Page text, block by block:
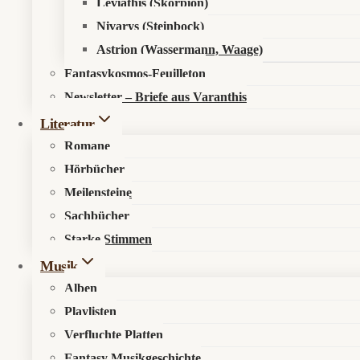
Leviathis (Skorpion)
Nivarys (Steinbock)
Astrion (Wassermann, Waage)
Fantasykosmos-Feuilleton
Newsletter – Briefe aus Varanthis
Literatur
Romane
Hörbücher
Meilensteine
Sachbücher
Starke Stimmen
Musik
Alben
Playlisten
Verfluchte Platten